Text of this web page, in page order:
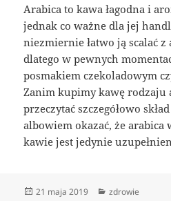
Arabica to kawa łagodna i
jednak co ważne dla jej
niezmiernie łatwo ją scalać z
dlatego w pewnych
posmakiem czekoladowym
Zanim kupimy kawę rodzaju
przeczytać szczegółowo
albowiem okazać, że arabica
kawie jest jedynie
Data
21 maja 2019 Kategorie
zdrowie